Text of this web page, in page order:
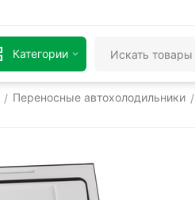
Категории
/ Переносные автохолодильники /